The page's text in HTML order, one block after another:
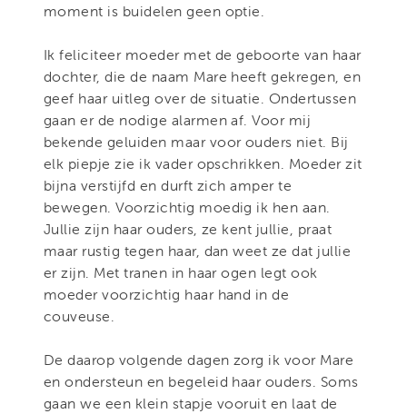
moment is buidelen geen optie.
Ik feliciteer moeder met de geboorte van haar
dochter, die de naam Mare heeft gekregen, en
geef haar uitleg over de situatie. Ondertussen
gaan er de nodige alarmen af. Voor mij
bekende geluiden maar voor ouders niet. Bij
elk piepje zie ik vader opschrikken. Moeder zit
bijna verstijfd en durft zich amper te
bewegen. Voorzichtig moedig ik hen aan.
Jullie zijn haar ouders, ze kent jullie, praat
maar rustig tegen haar, dan weet ze dat jullie
er zijn. Met tranen in haar ogen legt ook
moeder voorzichtig haar hand in de
couveuse.
De daarop volgende dagen zorg ik voor Mare
en ondersteun en begeleid haar ouders. Soms
gaan we een klein stapje vooruit en laat de